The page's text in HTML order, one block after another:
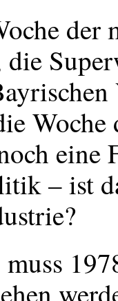
– ist